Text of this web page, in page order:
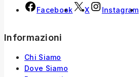
Facebook X Instagram
Informazioni
Chi Siamo
Dove Siamo